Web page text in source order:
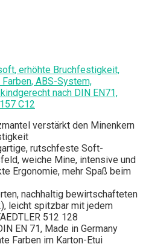
erhöhte Bruchfestigkeit,
ABS-System,
nach DIN EN71,
C12
verstärkt den Minenkern
rutschfeste Soft-
weiche Mine, intensive und
Ergonomie, mehr Spaß beim
nachhaltig bewirtschafteten
leicht spitzbar mit jedem
512 128
EN 71, Made in Germany
Farben im Karton-Etui